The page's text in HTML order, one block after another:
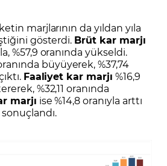
marjlarının da yıldan yıla
gösterdi. Brüt kar marjı
%57,9 oranında yükseldi.
büyüyerek, %37,74
Faaliyet kar marjı %16,9
%32,11 oranında
marjı ise %14,8 oranıyla arttı
sonuçlandı.